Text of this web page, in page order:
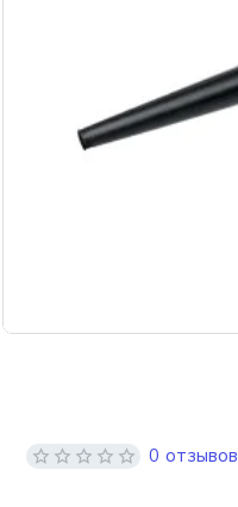
0 отзывов